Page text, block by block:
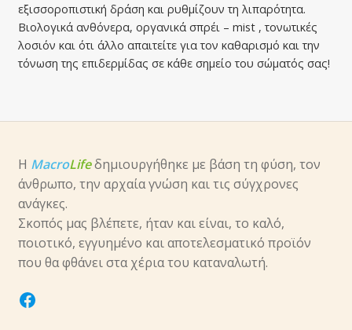
Απολέπιση Προσώπου
Αντηλιακά Προσώπου
Στοματική Υγιεινή
Μακιγιάζ
υπό-
Μαλλιά
εξισσοροπιστική δράση και ρυθμίζουν τη λιπαρότητα.
Βιολογικά ανθόνερα, οργανικά σπρέι – mist , τονωτικές
λοσιόν και ότι άλλο απαιτείτε για τον καθαρισμό και την
τόνωση της επιδερμίδας σε κάθε σημείο του σώματός σας!
Η MacroLifeδημιουργήθηκε με βάση τη φύση, τον
άνθρωπο, την αρχαία γνώση και τις σύγχρονες
ανάγκες.
Σκοπός μας βλέπετε, ήταν και είναι, το καλό,
ποιοτικό, εγγυημένο και αποτελεσματικό προϊόν
που θα φθάνει στα χέρια του καταναλωτή.
facebook